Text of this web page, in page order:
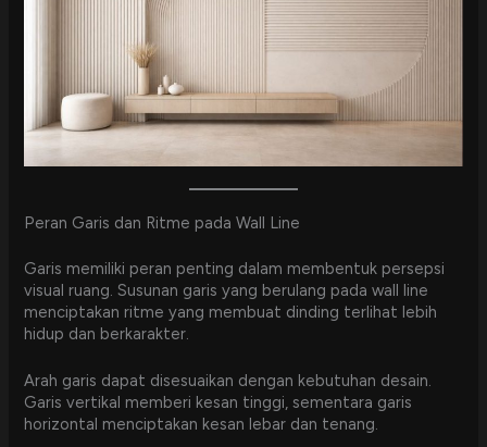
Peran Garis dan Ritme pada Wall Line
Garis memiliki peran penting dalam membentuk persepsi
visual ruang. Susunan garis yang berulang pada wall line
menciptakan ritme yang membuat dinding terlihat lebih
hidup dan berkarakter.
Arah garis dapat disesuaikan dengan kebutuhan desain.
Garis vertikal memberi kesan tinggi, sementara garis
horizontal menciptakan kesan lebar dan tenang.